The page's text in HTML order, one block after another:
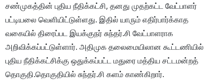
சண்முகத்தின் புதிய நீதிக்கட்சி, தனது முதற்கட்ட வேட்பாளர்
பட்டியலை வெளியிட்டுள்ளது. இதில் யாரும் எதிர்பார்க்காத
வகையில் திரைப்பட இயக்குநர் சுந்தர்.சி வேட்பாளராக
அறிவிக்கப்பட்டுள்ளார்.அதிமுக தலைமையிலான கூட்டணியில்
புதிய நீதிக்கட்சிக்கு ஒதுக்கப்பட்ட மதுரை மத்திய சட்டமன்றத்
தொகுதி.தொகுதியில் சுந்தர்.சி களம் காண்கிறார்.